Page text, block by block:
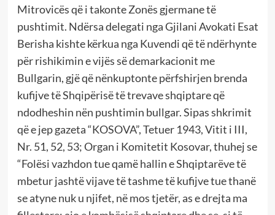
Mitrovicës që i takonte Zonës gjermane të
pushtimit. Ndërsa delegati nga Gjilani Avokati Esat
Berisha kishte kërkua nga Kuvendi që të ndërhynte
për rishikimin e vijës së demarkacionit me
Bullgarin, gjë që nënkuptonte përfshirjen brenda
kufijve të Shqipërisë të trevave shqiptare që
ndodheshin nën pushtimin bullgar. Sipas shkrimit
që e jep gazeta “KOSOVA”, Tetuer 1943, Vitit i III,
Nr. 51, 52, 53; Organ i Komitetit Kosovar, thuhej se
“Folësi vazhdon tue qamë hallin e Shqiptarëve të
mbetur jashtë vijave të tashme të kufijve tue thanë
se atyne nuk u njifet, në mos tjetër, as e drejta ma